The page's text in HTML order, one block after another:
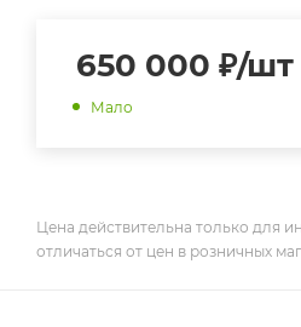
650 000 ₽/шт
Мало
Цена действительна только для
отличаться от цен в розничных